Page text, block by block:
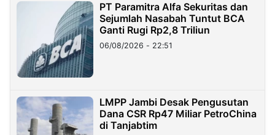
PT Paramitra Alfa Sekuritas dan
Sejumlah Nasabah Tuntut BCA
Ganti Rugi Rp2,8 Triliun
06/08/2026 - 22:51
LMPP Jambi Desak Pengusutan
Dana CSR Rp47 Miliar PetroChina
di Tanjabtim